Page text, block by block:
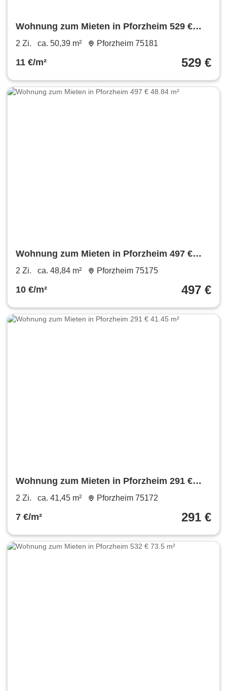
Wohnung zum Mieten in Pforzheim 529 €
50.39 m²
2 Zi. ca. 50,39 m² Pforzheim 75181
11 €/m² 529 €
Wohnung zum Mieten in Pforzheim 497 €
48.84 m²
2 Zi. ca. 48,84 m² Pforzheim 75175
10 €/m² 497 €
Wohnung zum Mieten in Pforzheim 291 €
41.45 m²
2 Zi. ca. 41,45 m² Pforzheim 75172
7 €/m² 291 €